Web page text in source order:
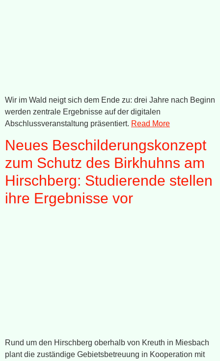
Wir im Wald neigt sich dem Ende zu: drei Jahre nach Beginn
werden zentrale Ergebnisse auf der digitalen
Abschlussveranstaltung präsentiert. Read More
Neues Beschilderungskonzept
zum Schutz des Birkhuhns am
Hirschberg: Studierende stellen
ihre Ergebnisse vor
Rund um den Hirschberg oberhalb von Kreuth in Miesbach
plant die zuständige Gebietsbetreuung in Kooperation mit